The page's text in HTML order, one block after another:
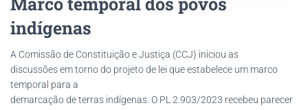
indígenas
A Comissão de Constituição e Justiça (CCJ) iniciou as
discussões em torno do projeto de lei que estabelece um marco
temporal para a
demarcação de terras indígenas. O PL 2.903/2023 recebeu parecer